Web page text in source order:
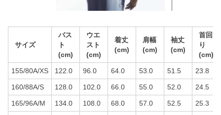
サイズ
バス
ト
(cm)
ウエ
スト
(cm)
着丈
(cm)
肩幅
(cm)
袖丈
(cm)
首回
り
(cm)
155/80A/XS 122.0 96.0 64.0 53.0 51.5 23.8
160/88A/S 128.0 102.0 66.0 55.0 52.0 24.5
165/96A/M 134.0 108.0 68.0 57.0 52.5 25.3